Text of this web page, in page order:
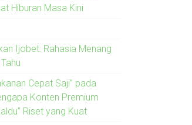
Hiburan Masa Kini
Ijobet: Rahasia Menang
Cepat Saji” pada
Konten Premium
Riset yang Kuat